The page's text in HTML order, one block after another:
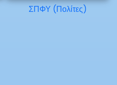
ΣΠΦΥ (Πολίτες)